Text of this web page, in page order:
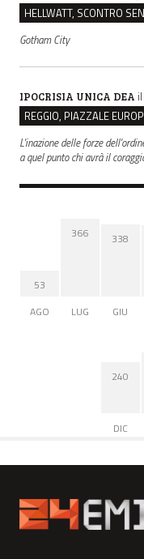
Gotham City
IPOCRISIA UNICA DEA
L'inazione delle forze
a quel punto chi avrà il
53
AGO
366
LUG
338
GIU
240
DIC